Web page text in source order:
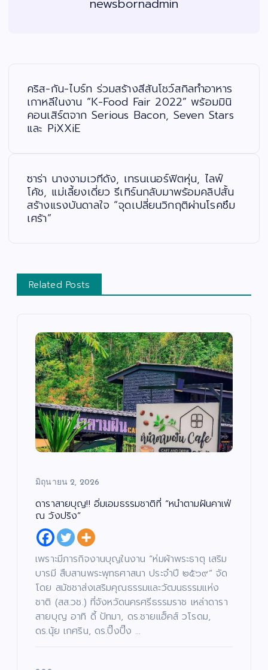
newsbornadmin
คริส-กัน-ไบร์ท ร่วมสร้างสีสันโชว์สกิลทำอาหาร
เกาหลีในงาน “K-Food Fair 2022” พร้อมมินิ
คอนเสิร์ตจาก Serious Bacon, Seven Stars
และ PiXXiE
ซาร่า นางงามเวทีดัง, เทรนเนอร์ฟิตหุ่น, ไลฟ์
โค้ช, แม่เลี้ยงเดี่ยว รีเทิร์นกลับมาพร้อมคลิปสั้น
สร้างแรงบันดาลใจ “จุดเปลี่ยนวิกฤติผ่านโรคซึม
เศร้า”
Related Posts
มิถุนายน 2, 2026
ดาราสายบุญ!! อิ่มเอมธรรมชาติที่ “หนำตามฝันคาเฟ่
ณ วังปริง”
เพราะมีภารกิจงานบุญในงาน “ห่มผ้าพระธาตุ เสริม
บารมี สืบสานพระพุทธศาสนา ประจำปี ๒๕๖๙” จัด
โดย สมัชชาส่งเสริมคุณธรรมและวัฒนธรรมแห่ง
ชาติ (สส.วช.) ที่จังหวัดนครศรีธรรมราช เหล่าดารา
สายบุญ อาทิ ดี้ ปัทมา, ดร.ชายแฮ็คส์ วโรดม,
ดร.นุ้ย เกศริน, ดร.ปิ๊งปิ๊ง …